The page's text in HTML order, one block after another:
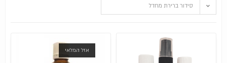
סידור ברירת מחדל
אזל המלאי